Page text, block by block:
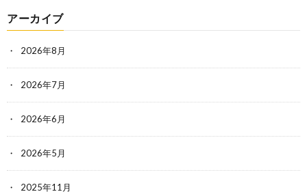
アーカイブ
2026年8月
2026年7月
2026年6月
2026年5月
2025年11月